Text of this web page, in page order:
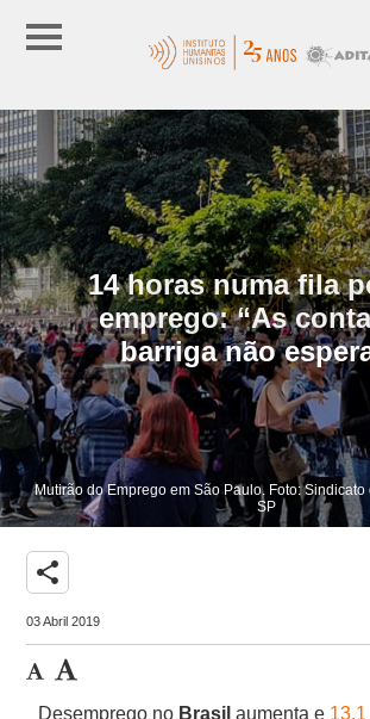
14 horas numa fila
emprego: “As
barriga não
Mutirão do Emprego em São Paulo. Foto:
SP
share
03 Abril 2019
Desemprego no Brasil aumenta e